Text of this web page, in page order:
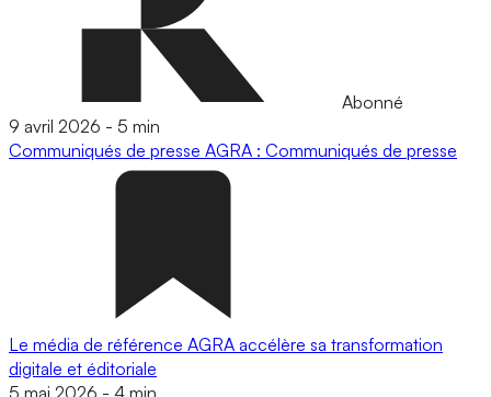
Abonné
9 avril 2026 - 5 min
Communiqués de presse AGRA : Communiqués de presse
Le média de référence AGRA accélère sa transformation
digitale et éditoriale
5 mai 2026 - 4 min